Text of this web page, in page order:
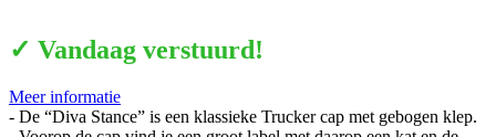
✓ Vandaag verstuurd!
Meer informatie
- De “Diva Stance” is een klassieke Trucker cap met gebogen klep.